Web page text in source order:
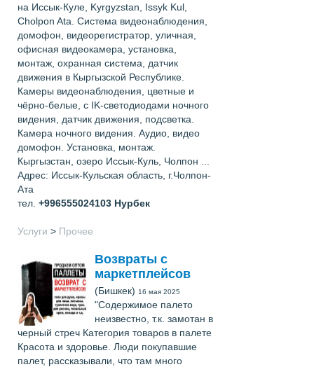
на Иссык-Куле, Kyrgyzstan, Issyk Kul,
Cholpon Ata. Система видеонаблюдения,
домофон, видеорегистратор, уличная,
офисная видеокамера, установка,
монтаж, охранная система, датчик
движения в Кыргызской Республике.
Камеры видеонаблюдения, цветные и
чёрно-белые, с IK-светодиодами ночного
видения, датчик движения, подсветка.
Камера ночного видения. Аудио, видео
домофон. Установка, монтаж.
Кыргызстан, озеро Иссык-Куль, Чолпон ...
Адрес: Иссык-Кульская область, г.Чолпон-
Ата
тел. +996555024103 Нурбек
Услуги > Прочее
Возвраты с
маркетплейсов
(Бишкек) 16 мая 2025
"Содержимое палето
неизвестно, т.к. замотан в
черный стреч Категория товаров в палете
Красота и здоровье. Люди покупавшие
палет, рассказывали, что там много